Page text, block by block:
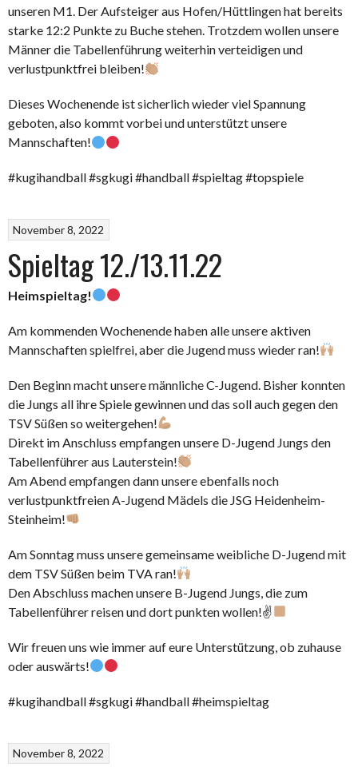
unseren M1. Der Aufsteiger aus Hofen/Hüttlingen hat bereits
starke 12:2 Punkte zu Buche stehen. Trotzdem wollen unsere
Männer die Tabellenführung weiterhin verteidigen und
verlustpunktfrei bleiben!
Dieses Wochenende ist sicherlich wieder viel Spannung
geboten, also kommt vorbei und unterstützt unsere
Mannschaften!
#kugihandball #sgkugi #handball #spieltag #topspiele
November 8, 2022
Spieltag 12./13.11.22
Heimspieltag!
Am kommenden Wochenende haben alle unsere aktiven
Mannschaften spielfrei, aber die Jugend muss wieder ran!
Den Beginn macht unsere männliche C-Jugend. Bisher konnten
die Jungs all ihre Spiele gewinnen und das soll auch gegen den
TSV Süßen so weitergehen!
Direkt im Anschluss empfangen unsere D-Jugend Jungs den
Tabellenführer aus Lauterstein!
Am Abend empfangen dann unsere ebenfalls noch
verlustpunktfreien A-Jugend Mädels die JSG Heidenheim-
Steinheim!
Am Sonntag muss unsere gemeinsame weibliche D-Jugend mit
dem TSV Süßen beim TVA ran!
Den Abschluss machen unsere B-Jugend Jungs, die zum
Tabellenführer reisen und dort punkten wollen!✌
Wir freuen uns wie immer auf eure Unterstützung, ob zuhause
oder auswärts!
#kugihandball #sgkugi #handball #heimspieltag
November 8, 2022